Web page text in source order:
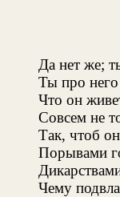
Да нет же;
Ты про
Что он
Совсем не
Так, чтоб
Порывами
Чему